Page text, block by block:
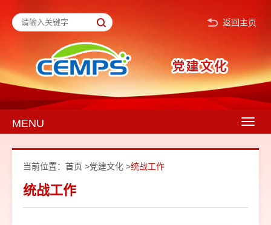
返回主页
MENU
当前位置： 首页 >党建文化 >统战工作
统战工作